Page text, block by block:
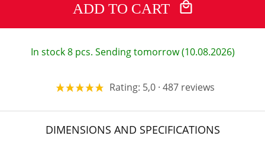
ADD TO CART
In stock 8 pcs. Sending tomorrow (10.08.2026)
Rating: 5,0 · 487 reviews
DIMENSIONS AND SPECIFICATIONS